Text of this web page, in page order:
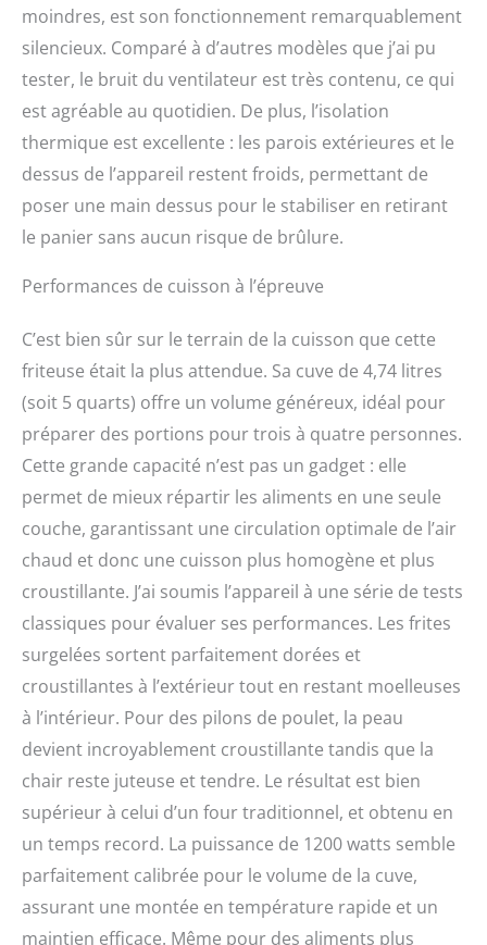
moindres, est son fonctionnement remarquablement
silencieux. Comparé à d’autres modèles que j’ai pu
tester, le bruit du ventilateur est très contenu, ce qui
est agréable au quotidien. De plus, l’isolation
thermique est excellente : les parois extérieures et le
dessus de l’appareil restent froids, permettant de
poser une main dessus pour le stabiliser en retirant
le panier sans aucun risque de brûlure.
Performances de cuisson à l’épreuve
C’est bien sûr sur le terrain de la cuisson que cette
friteuse était la plus attendue. Sa cuve de 4,74 litres
(soit 5 quarts) offre un volume généreux, idéal pour
préparer des portions pour trois à quatre personnes.
Cette grande capacité n’est pas un gadget : elle
permet de mieux répartir les aliments en une seule
couche, garantissant une circulation optimale de l’air
chaud et donc une cuisson plus homogène et plus
croustillante. J’ai soumis l’appareil à une série de tests
classiques pour évaluer ses performances. Les frites
surgelées sortent parfaitement dorées et
croustillantes à l’extérieur tout en restant moelleuses
à l’intérieur. Pour des pilons de poulet, la peau
devient incroyablement croustillante tandis que la
chair reste juteuse et tendre. Le résultat est bien
supérieur à celui d’un four traditionnel, et obtenu en
un temps record. La puissance de 1200 watts semble
parfaitement calibrée pour le volume de la cuve,
assurant une montée en température rapide et un
maintien efficace. Même pour des aliments plus